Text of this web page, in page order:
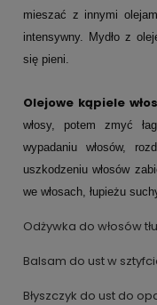
mieszać z innymi
intensywny. Mydło z
się pieni.
Olejowe kąpiele
włosy, potem zmyć
wypadaniu włosów,
uszkodzeniu włosów
we włosach, łupieżu
Odżywka do włosów
Balsam do ust w
Błyszczyk do ust do